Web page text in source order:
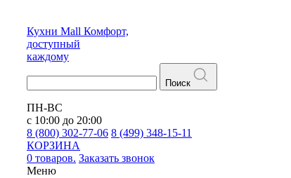
Кухни Mall Комфорт,
доступный
каждому
Поиск
ПН-ВС
с 10:00 до 20:00
8 (800) 302-77-06 8 (499) 348-15-11
КОРЗИНА
0 товаров. Заказать звонок
Меню